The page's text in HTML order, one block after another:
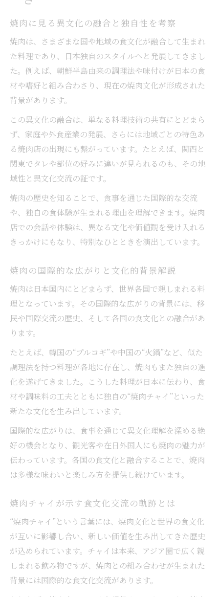
焼肉に見る異文化の融合と独自性を考察
焼肉は、さまざまな国や地域の食文化が融合して生まれ
た料理であり、日本独自のスタイルへと発展してきまし
た。例えば、朝鮮半島由来の調理法や味付けが日本の食
材や嗜好と組み合わさり、現在の焼肉文化が形成された
背景があります。
この異文化の融合は、単なる料理技術の共有にとどまら
ず、家庭や外食産業の発展、さらには地域ごとの特色あ
る焼肉店の出現にも繋がっています。たとえば、関西と
関東でタレや部位の好みに違いが見られるのも、その地
域性と異文化交流の証です。
焼肉の歴史を知ることで、食事を通じた国際的な交流
や、独自の食体験が生まれる理由を理解できます。焼肉
店での会話や体験は、異なる文化や価値観を受け入れる
きっかけにもなり、特別なひとときを演出しています。
焼肉の国際的な広がりと文化的背景解説
焼肉は日本国内にとどまらず、世界各国で親しまれる料
理となっています。その国際的な広がりの背景には、移
民や国際交流の歴史、そして各国の食文化との融合があ
ります。
たとえば、韓国の“プルコギ”や中国の“火鍋”など、似た
調理法を持つ料理が各地に存在し、焼肉もまた独自の進
化を遂げてきました。こうした料理が日本に伝わり、食
材や調味料の工夫とともに独自の“焼肉チャイ”といった
新たな文化を生み出しています。
国際的な広がりは、食事を通じて異文化理解を深める絶
好の機会となり、観光客や在日外国人にも焼肉の魅力が
伝わっています。各国の食文化と融合することで、焼肉
は多様な味わいと楽しみ方を提供し続けています。
焼肉チャイが示す食文化交流の軌跡とは
“焼肉チャイ”という言葉には、焼肉文化と世界の食文化
が互いに影響し合い、新しい価値を生み出してきた歴史
が込められています。チャイは本来、アジア圏で広く親
しまれる飲み物ですが、焼肉との組み合わせが生まれた
背景には国際的な食文化交流があります。